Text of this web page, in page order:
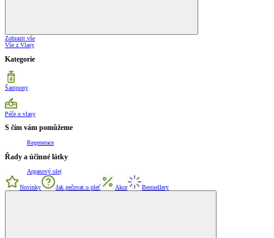
Zobrazit vše
Vše z Vlasy
Kategorie
Šampony
Péče o vlasy
S čím vám pomůžeme
Regenerace
Řady a účinné látky
Arganový olej
Novinky Jak pečovat o pleť Akce Bestsellery